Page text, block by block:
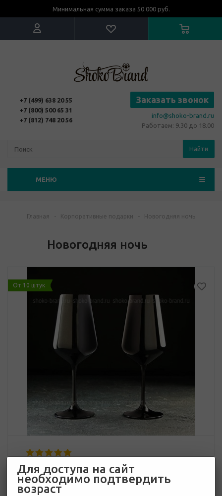
Минимальная сумма заказа 50 000 руб.
+7 (499) 638 20 55
+7 (800) 500 65 31
+7 (812) 748 20 56
Заказать звонок
info@shoko-brand.ru
Работаем: 9.30 до 18.00
Найти
МЕНЮ
Главная - Корпоративные подарки - Новогодняя ночь
Новогодняя ночь
От 10 штук
7 098 руб.
Много
Для доступа на сайт
необходимо подтвердить
возраст